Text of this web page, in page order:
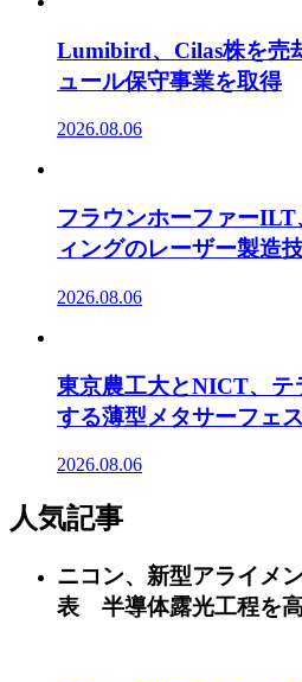
Lumibird、Cilas株を売
ュール保守事業を取得
2026.08.06
フラウンホーファー
ィングのレーザー製造
2026.08.06
東京農工大とNICT、テ
する薄型メタサーフェ
2026.08.06
人気記事
ニコン、新型アライメ
表 半導体露光工程を